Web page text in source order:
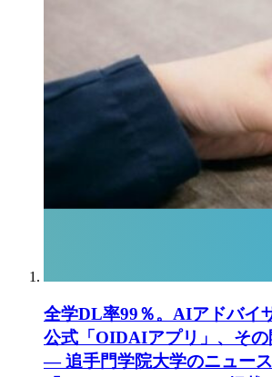
全学DL率99％。AIアドバイ
公式「OIDAIアプリ」、そ
― 追手門学院大学のニュー